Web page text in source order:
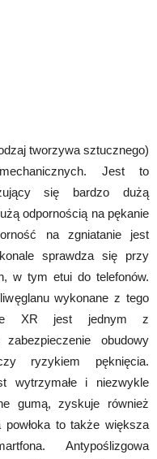
tworzywa sztucznego)
Jest to
się bardzo dużą
odpornością na pękanie
na zgniatanie jest
sprawdza się przy
w tym etui do telefonów.
wykonane z tego
XR jest jednym z
obudowy
ryzykiem pęknięcia.
wytrzymałe i niezwykle
gumą, zyskuje również
powłoka to także większa
Antypoślizgowa